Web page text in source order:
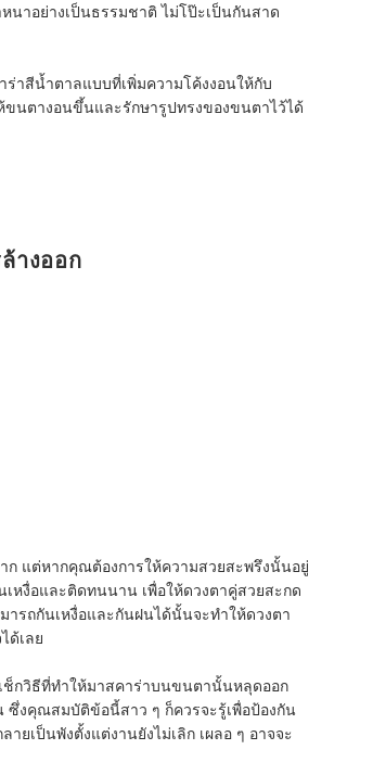
าอย่างเป็นธรรมชาติ ไม่โป๊ะเป็นกันสาด
าสีน้ำตาลแบบที่เพิ่มความโค้งงอนให้กับ
นตางอนขึ้นและรักษารูปทรงของขนตาไว้ได้
างออก
ก แต่หากคุณต้องการให้ความสวยสะพรึงนั้นอยู่
หงื่อและติดทนนาน เพื่อให้ดวงตาคู่สวยสะกด
รถกันเหงื่อและกันฝนได้นั้นจะทำให้ดวงตา
ด้เลย
ช็กวิธีที่ทำให้มาสคาร่าบนขนตานั้นหลุดออก
ซึ่งคุณสมบัติข้อนี้สาว ๆ ก็ควรจะรู้เพื่อป้องกัน
ยเป็นพังตั้งแต่งานยังไม่เลิก เผลอ ๆ อาจจะ